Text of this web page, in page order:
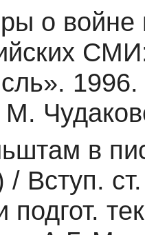
о
в
Вступ.
подгот.